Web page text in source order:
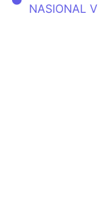
NASIONAL V